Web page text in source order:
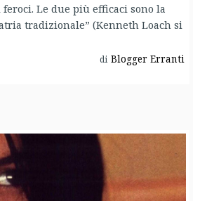
Le due più efficaci sono la
tradizionale” (Kenneth Loach si
di Blogger Erranti